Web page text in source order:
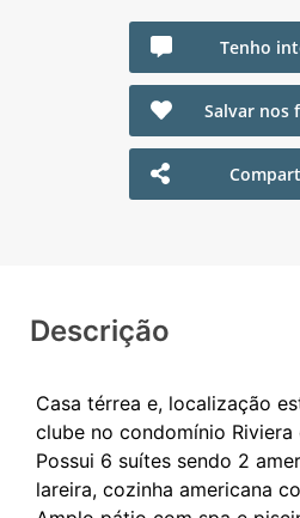
Tenho
Salvar nos
Descrição
Casa térrea e, localização
clube no condomínio Riviera
Possui 6 suítes sendo 2
lareira, cozinha americana